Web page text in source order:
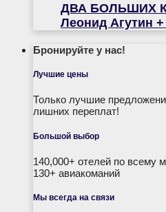
ДВА БОЛЬШИХ
Леонид Агутин
Бронируйте у нас!
Лучшие цены
Только лучшие
лишних переплат!
Большой выбор
140,000+ отелей по всему
130+ авиакоманий
Мы всегда на связи